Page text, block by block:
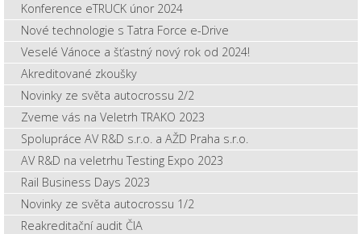
Konference eTRUCK únor 2024
Nové technologie s Tatra Force e-Drive
Veselé Vánoce a šťastný nový rok od 2024!
Akreditované zkoušky
Novinky ze světa autocrossu 2/2
Zveme vás na Veletrh TRAKO 2023
Spolupráce AV R&D s.r.o. a AŽD Praha s.r.o.
AV R&D na veletrhu Testing Expo 2023
Rail Business Days 2023
Novinky ze světa autocrossu 1/2
Reakreditační audit ČIA